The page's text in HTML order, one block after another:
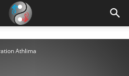
Athlima